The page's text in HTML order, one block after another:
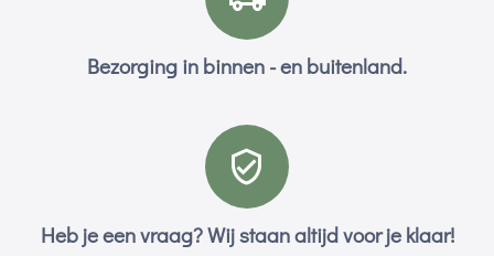
Bezorging in binnen - en buitenland.
Heb je een vraag? Wij staan altijd voor je klaar!